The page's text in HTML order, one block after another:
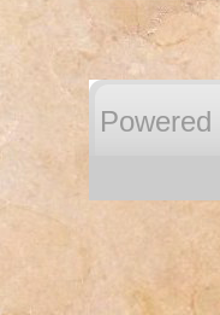
Powered